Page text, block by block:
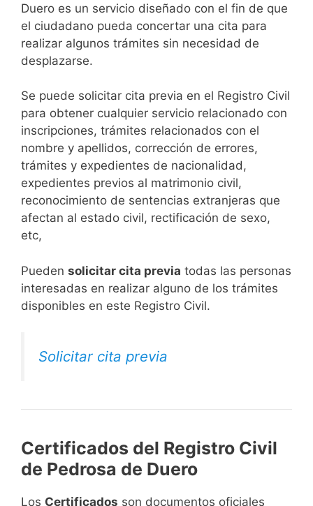
Duero es un servicio diseñado con el fin de que
el ciudadano pueda concertar una cita para
realizar algunos trámites sin necesidad de
desplazarse.​
Se puede solicitar cita previa en el Registro Civil
para obtener cualquier servicio relacionado con
inscripciones, trámites relacionados con el
nombre y apellidos, corrección de errores,
trámites y expedientes de nacionalidad,
expedientes previos al matrimonio civil,
reconocimiento de sentencias extranjeras que
afectan al estado civil, rectificación de sexo,
etc,
​Pueden solicitar cita previa todas las personas
interesadas en realizar alguno de los trámites
disponibles en este Registro Civil.​
Solicitar cita previa
Certificados del Registro Civil
de Pedrosa de Duero
Los Certificados son documentos oficiales